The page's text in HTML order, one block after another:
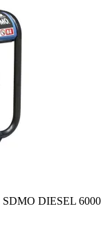
SDMO DIESEL 6000